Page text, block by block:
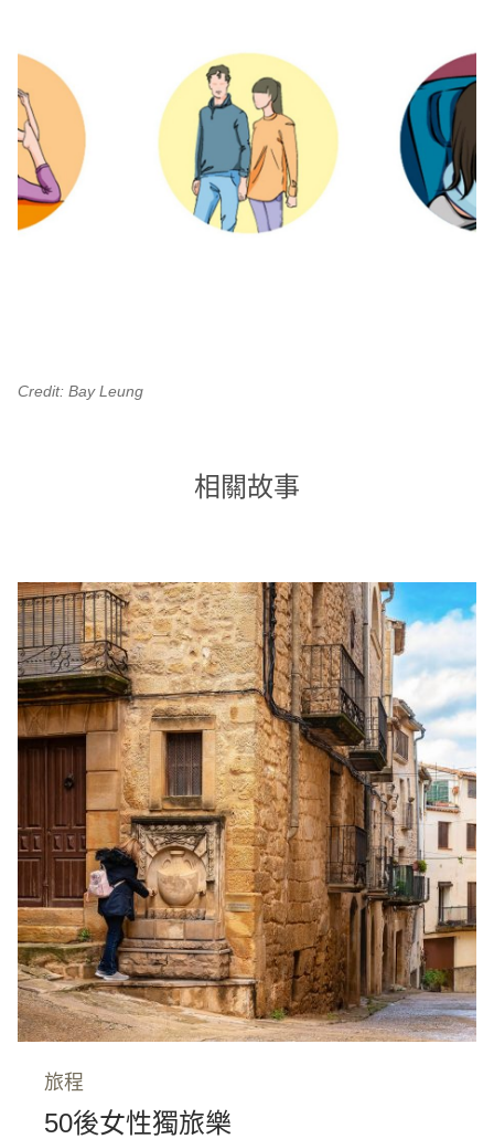
Credit: Bay Leung
相關故事
旅程
50後女性獨旅樂